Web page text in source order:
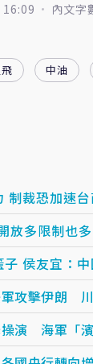
內文字
中油
制裁恐加速
放多限制也
侯友宜：
攻擊伊朗
演 海軍「